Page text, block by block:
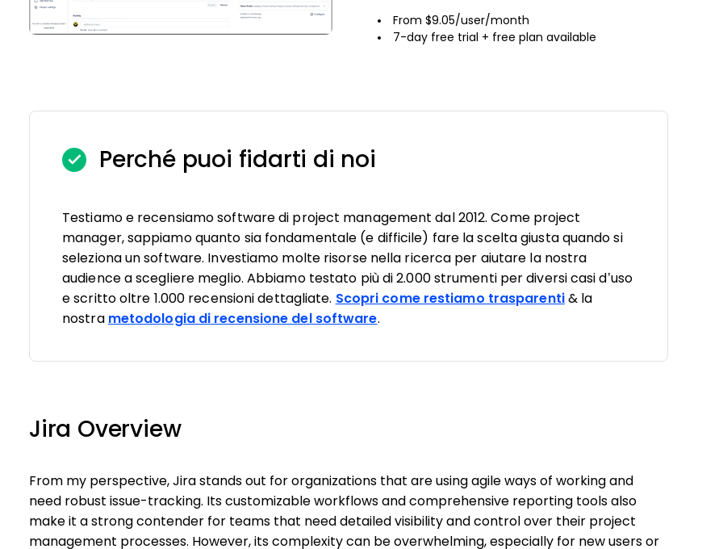
From $9.05/user/month
7-day free trial + free plan available
Perché puoi fidarti di noi
Testiamo e recensiamo software di project management dal 2012. Come project
manager, sappiamo quanto sia fondamentale (e difficile) fare la scelta giusta quando si
seleziona un software. Investiamo molte risorse nella ricerca per aiutare la nostra
audience a scegliere meglio. Abbiamo testato più di 2.000 strumenti per diversi casi d’uso
e scritto oltre 1.000 recensioni dettagliate. Scopri come restiamo trasparenti& la
nostra metodologia di recensione del software.
Jira Overview
From my perspective, Jira stands out for organizations that are using agile ways of working and
need robust issue-tracking. Its customizable workflows and comprehensive reporting tools also
make it a strong contender for teams that need detailed visibility and control over their project
management processes. However, its complexity can be overwhelming, especially for new users or